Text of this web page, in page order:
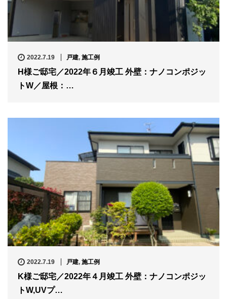
2022.7.19 戸建, 施工例
H様ご邸宅／2022年６月竣工 外壁：ナノコンポジッ
トW／屋根：…
2022.7.19 戸建, 施工例
K様ご邸宅／2022年４月竣工 外壁：ナノコンポジッ
トW,UVプ…